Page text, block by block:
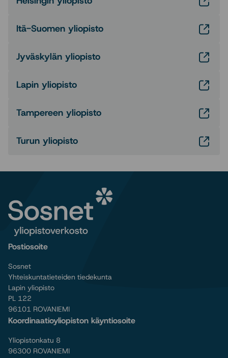
Itä-Suomen yliopisto
Jyväskylän yliopisto
Lapin yliopisto
Tampereen yliopisto
Turun yliopisto
Postiosoite
Sosnet
Yhteiskuntatieteiden tiedekunta
Lapin yliopisto
PL 122
96101 ROVANIEMI
Koordinaatioyliopiston käyntiosoite
Yliopistonkatu 8
96300 ROVANIEMI